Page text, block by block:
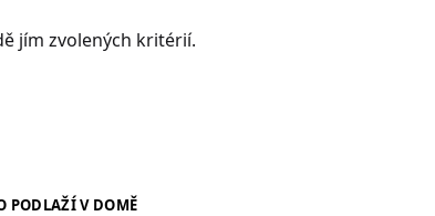
jím zvolených kritérií.
PODLAŽÍ V DOMĚ